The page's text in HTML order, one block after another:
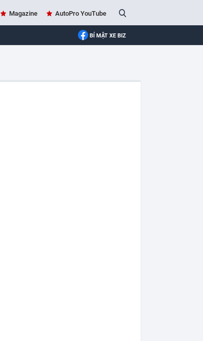
Magazine AutoPro YouTube
BÍ MẬT XE BIZ